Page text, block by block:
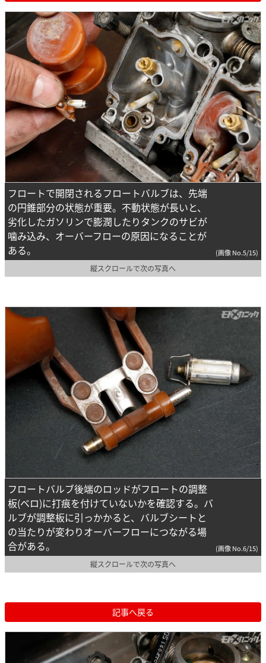
フロートで開閉されるフロートバルブは、先端
の円錐部分の状態が重要。不動状態が長いと、
劣化したガソリンで膨潤したりタンクのサビが
噛み込み、オーバーフローの原因になることが
ある。
(画像 No.5/15)
縦スクロールで次の写真へ
フロートバルブ後端のロッドがフロートの調整
板(ベロ)に打痕を付けていないかを確認する。バ
ルブが調整板に引っかかると、バルブシートと
の当たりが変わりオーバーフローにつながる場
合がある。
(画像 No.6/15)
縦スクロールで次の写真へ
記事へ戻る